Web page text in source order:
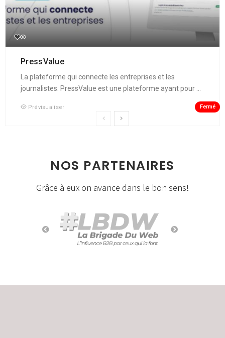
PressValue
La plateforme qui connecte les entreprises et les
journalistes. PressValue est une plateforme ayant pour ...
Prévisualiser Fermé
NOS PARTENAIRES
Grâce à eux on avance dans le bon sens!